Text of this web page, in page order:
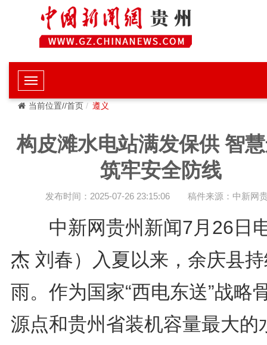
当前位置//首页 遵义
构皮滩水电站满发保供 智
筑牢安全防线
发布时间：2025-07-26 23:15:06 稿件来源：中新网
中新网贵州新闻7月26日
杰 刘春）入夏以来，余庆县
雨。作为国家“西电东送”战略
源点和贵州省装机容量最大的